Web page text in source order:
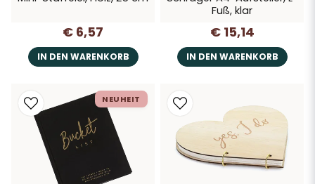
€ 6,57
IN DEN WARENKORB
Fuß, klar
€ 15,14
IN DEN WARENKORB
NEUHEIT